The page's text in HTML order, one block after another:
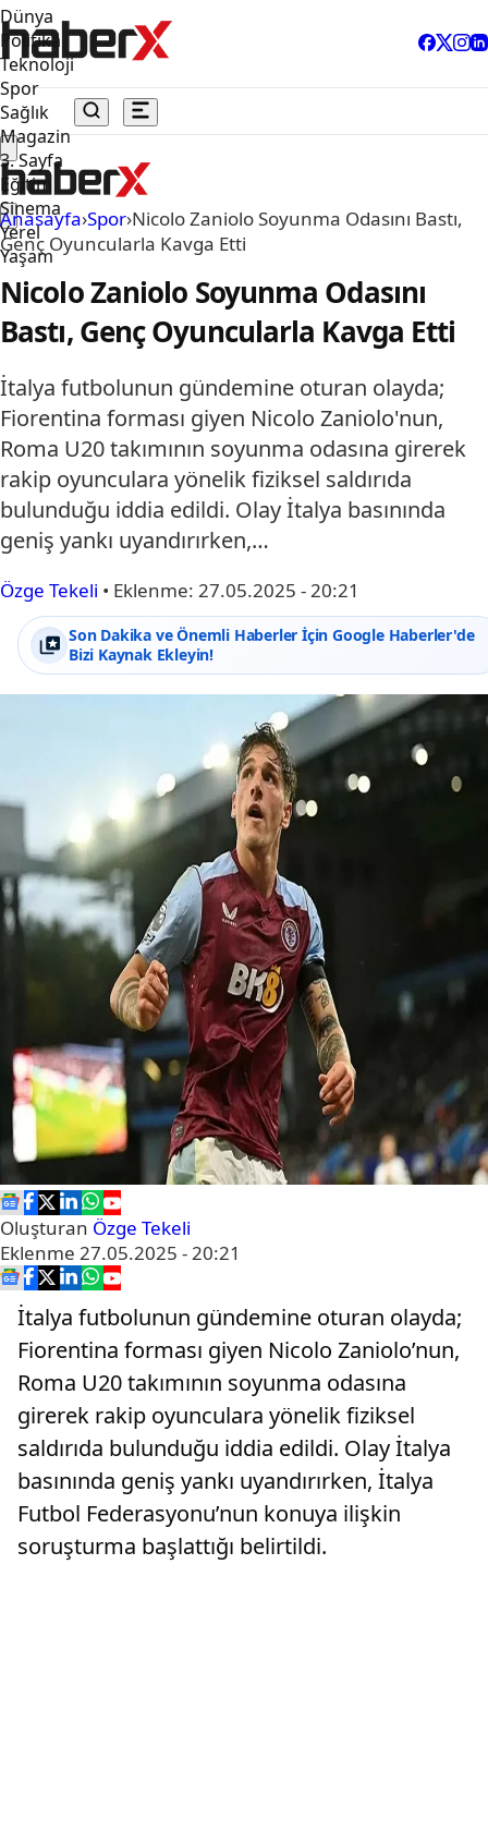
Dünya
Politika
Teknoloji
Spor
Sağlık
Magazin
3. Sayfa
Eğitim
Sinema
Yerel
Yaşam
Anasayfa›Spor›Nicolo Zaniolo Soyunma Odasını Bastı,
Genç Oyuncularla Kavga Etti
Nicolo Zaniolo Soyunma Odasını
Bastı, Genç Oyuncularla Kavga Etti
İtalya futbolunun gündemine oturan olayda;
Fiorentina forması giyen Nicolo Zaniolo'nun,
Roma U20 takımının soyunma odasına girerek
rakip oyunculara yönelik fiziksel saldırıda
bulunduğu iddia edildi. Olay İtalya basınında
geniş yankı uyandırırken,…
Özge Tekeli • Eklenme: 27.05.2025 - 20:21
Son Dakika ve Önemli Haberler İçin Google Haberler'de
Bizi Kaynak Ekleyin!
Oluşturan Özge Tekeli
Eklenme 27.05.2025 - 20:21
İtalya futbolunun gündemine oturan olayda;
Fiorentina forması giyen Nicolo Zaniolo’nun,
Roma U20 takımının soyunma odasına
girerek rakip oyunculara yönelik fiziksel
saldırıda bulunduğu iddia edildi. Olay İtalya
basınında geniş yankı uyandırırken, İtalya
Futbol Federasyonu’nun konuya ilişkin
soruşturma başlattığı belirtildi.